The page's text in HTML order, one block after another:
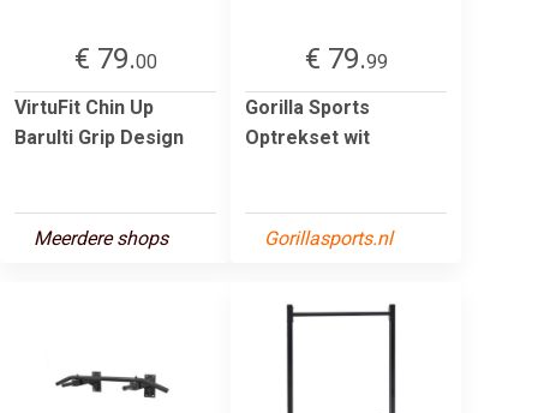
€ 79.00
VirtuFit Chin Up
Barulti Grip Design
Meerdere shops
€ 79.99
Gorilla Sports
Optrekset wit
Gorillasports.nl